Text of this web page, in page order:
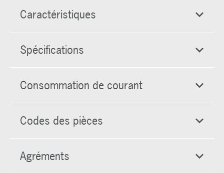
Caractéristiques
Spécifications
Consommation de courant
Codes des pièces
Agréments